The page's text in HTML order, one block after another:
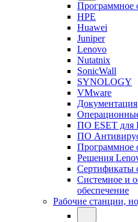
Программное
HPE
Huawei
Juniper
Lenovo
Nutatnix
SonicWall
SYNOLOGY
VMware
Документация
ПО ESET для
ПО Антивирус
Программное
Решения
Сертификаты
Системное и
обеспечение
Рабочие станции,